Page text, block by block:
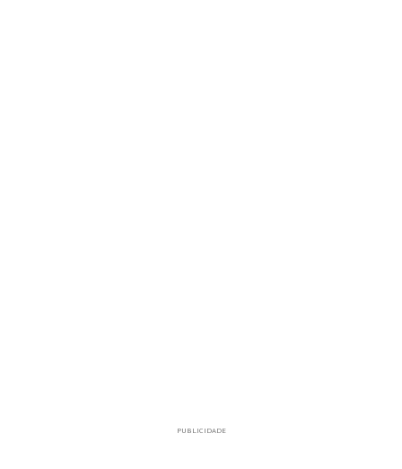
PUBLICIDADE